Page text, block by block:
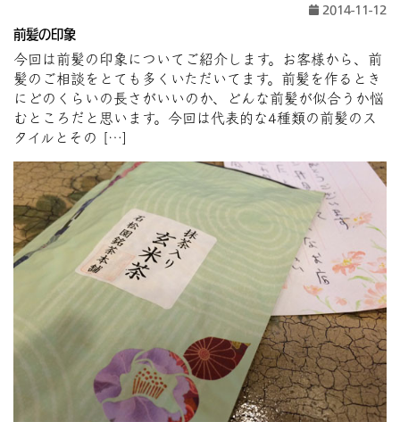
2014-11-12
前髪の印象
今回は前髪の印象についてご紹介します。お客様から、前
髪のご相談をとても多くいただいてます。前髪を作るとき
にどのくらいの長さがいいのか、どんな前髪が似合うか悩
むところだと思います。今回は代表的な4種類の前髪のス
タイルとその […]